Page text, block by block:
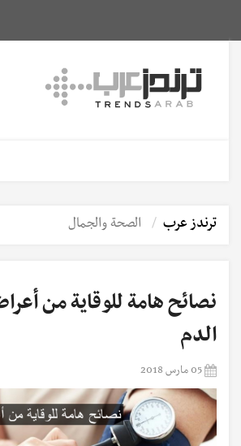
ترندز عرب الصحة والجمال
نصائح هامة للوقاية من
الدم
05 مارس 2018